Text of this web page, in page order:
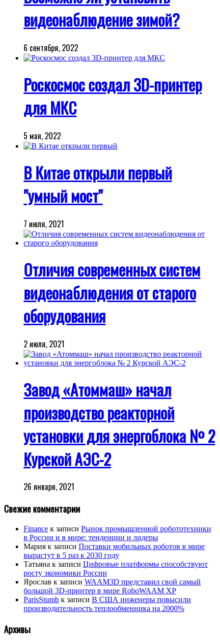
видеонаблюдение зимой?
6 сентября, 2022
Роскосмос создал 3D-принтер
для МКС
5 мая, 2022
В Китае открыли первый
"умный мост"
7 июля, 2021
Отличия современных систем
видеонаблюдения от старого
оборудования
2 июля, 2021
Завод «Атоммаш» начал
производство реакторной
установки для энергоблока № 2
Курской АЭС-2
26 января, 2021
Свежие комментарии
Finance к записи Рынок промышленной робототехники
в России и в мире: тенденции и лидеры
Мария к записи Поставки мобильных роботов в мире
вырастут в 5 раз к 2030 году
Татьяна к записи Цифровые платформы способствуют
росту экономики России
Ярослав к записи WAAM3D представил свой самый
большой 3D-принтер в мире RoboWAAM XP
ParisStumb к записи В США инженеры повысили
производительность теплообменника на 2000%
Архивы